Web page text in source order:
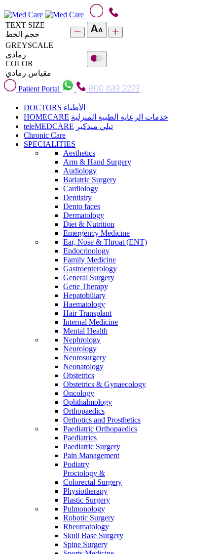
TEXT SIZE
حجم الخط
GREYSCALE
رمادي
COLOR
مقياس رمادي
Patient Portal
800 633 2273
DOCTORS الأطباء
HOMECARE خدمات الرعاية الطبية المنزلية
teleMEDCARE تيلي ميدكير
Chronic Care
SPECIALITIES
Aesthetics
Arm & Hand Surgery
Audiology
Bariatric Surgery
Cardiology
Dentistry
Dento faces
Dermatology
Diet & Nutrition
Emergency Medicine
Ear, Nose & Throat (ENT)
Endocrinology
Family Medicine
Gastroenterology
General Surgery
Gene Therapy
Hepatobiliary
Haematology
Hair Transplant
Internal Medicine
Mental Health
Nephrology
Neurology
Neurosurgery
Neonatology
Obstetrics
Obstetrics & Gynaecology
Oncology
Ophthalmology
Orthopaedics
Orthotics and Prosthetics
Paediatric Orthopaedics
Paediatrics
Paediatric Surgery
Pain Management
Podiatry
Proctology &
Colorectal Surgery
Physiotherapy
Plastic Surgery
Pulmonology
Robotic Surgery
Rheumatology
Skull Base Surgery
Spine Surgery